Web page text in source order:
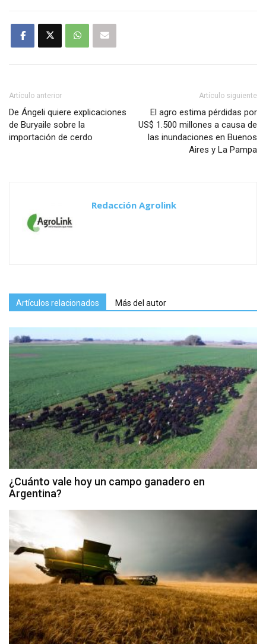
Artículo anterior
De Ángeli quiere explicaciones
de Buryaile sobre la
importación de cerdo
Artículo siguiente
El agro estima pérdidas por
US$ 1.500 millones a causa de
las inundaciones en Buenos
Aires y La Pampa
Redacción Agrolink
Artículos relacionados Más del autor
¿Cuánto vale hoy un campo ganadero en
Argentina?